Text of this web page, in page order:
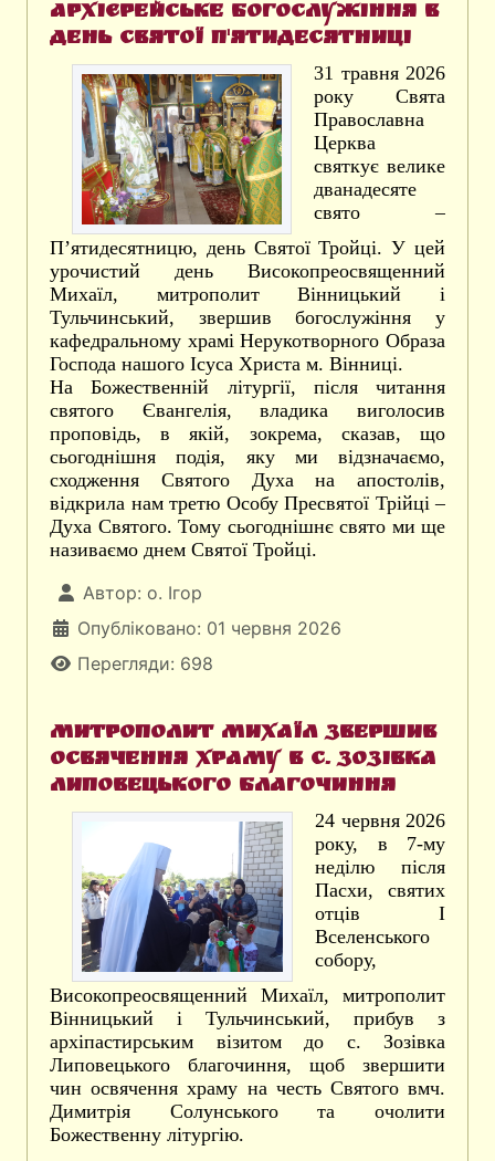
Архієрейське богослужіння в
день Святої П'ятидесятниці
31 травня 2026
року Свята
Православна
Церква
святкує велике
дванадесяте
свято –
П’ятидесятницю, день Святої Тройці. У цей
урочистий день Високопреосвященний
Михаїл, митрополит Вінницький і
Тульчинський, звершив богослужіння у
кафедральному храмі Нерукотворного Образа
Господа нашого Ісуса Христа м. Вінниці.
На Божественній літургії, після читання
святого Євангелія, владика виголосив
проповідь, в якій, зокрема, сказав, що
сьогоднішня подія, яку ми відзначаємо,
сходження Святого Духа на апостолів,
відкрила нам третю Особу Пресвятої Трійці –
Духа Святого. Тому сьогоднішнє свято ми ще
називаємо днем Святої Тройці.
Автор: о. Ігор
Опубліковано: 01 червня 2026
Перегляди: 698
Митрополит Михаїл звершив
освячення храму в с. Зозівка
Липовецького благочиння
24 червня 2026
року, в 7-му
неділю після
Пасхи, святих
отців І
Вселенського
собору,
Високопреосвященний Михаїл, митрополит
Вінницький і Тульчинський, прибув з
архіпастирським візитом до с. Зозівка
Липовецького благочиння, щоб звершити
чин освячення храму на честь Святого вмч.
Димитрія Солунського та очолити
Божественну літургію.